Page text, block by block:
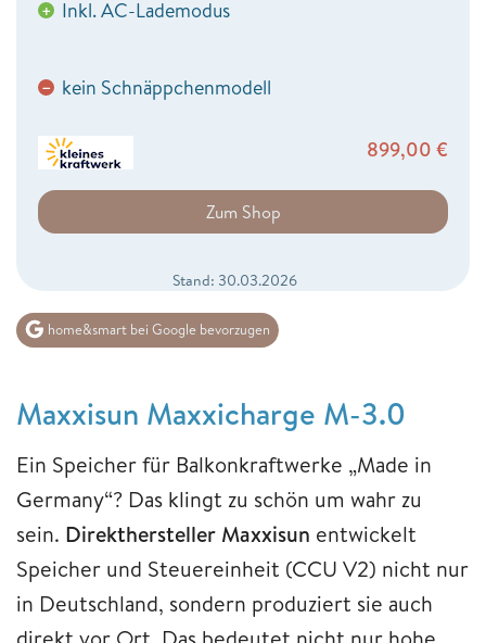
+ Inkl. AC-Lademodus
− kein Schnäppchenmodell
899,00 €
Zum Shop
Stand: 30.03.2026
home&smart bei Google bevorzugen
Maxxisun Maxxicharge M-3.0
Ein Speicher für Balkonkraftwerke „Made in
Germany“? Das klingt zu schön um wahr zu
sein. Direkthersteller Maxxisun entwickelt
Speicher und Steuereinheit (CCU V2) nicht nur
in Deutschland, sondern produziert sie auch